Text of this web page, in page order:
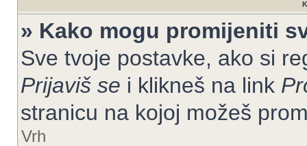
» Kako mogu promijeniti
Sve tvoje postavke, ako si
Prijaviš se i klikneš na link
stranicu na kojoj možeš
Vrh